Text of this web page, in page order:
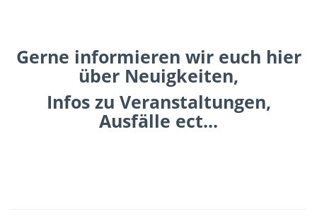
Gerne informieren wir euch hier
über Neuigkeiten,
Infos zu Veranstaltungen,
Ausfälle ect...